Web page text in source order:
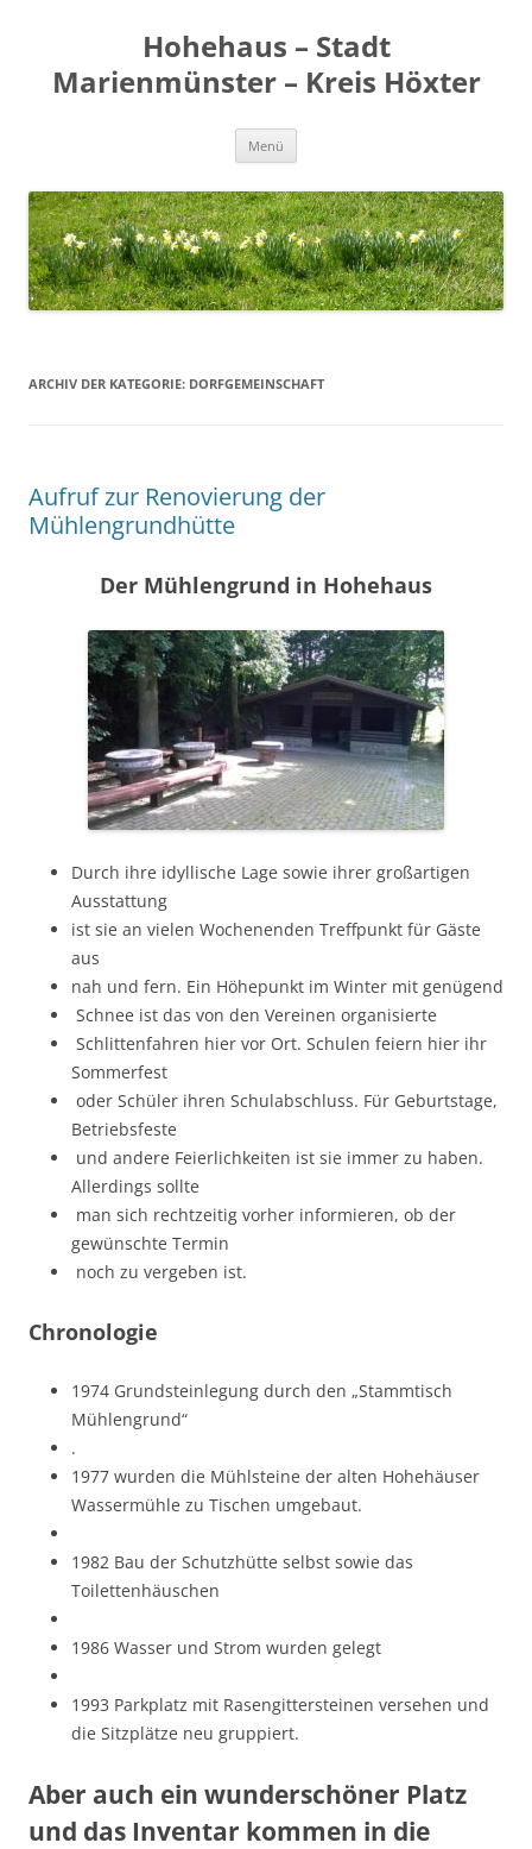
Hohehaus – Stadt
Marienmünster – Kreis Höxter
Menü
ARCHIV DER KATEGORIE: DORFGEMEINSCHAFT
Aufruf zur Renovierung der
Mühlengrundhütte
Der Mühlengrund in Hohehaus
Durch ihre idyllische Lage sowie ihrer großartigen
Ausstattung
ist sie an vielen Wochenenden Treffpunkt für Gäste
aus
nah und fern. Ein Höhepunkt im Winter mit genügend
Schnee ist das von den Vereinen organisierte
Schlittenfahren hier vor Ort. Schulen feiern hier ihr
Sommerfest
oder Schüler ihren Schulabschluss. Für Geburtstage,
Betriebsfeste
und andere Feierlichkeiten ist sie immer zu haben.
Allerdings sollte
man sich rechtzeitig vorher informieren, ob der
gewünschte Termin
noch zu vergeben ist.
Chronologie
1974 Grundsteinlegung durch den „Stammtisch
Mühlengrund“
.
1977 wurden die Mühlsteine der alten Hohehäuser
Wassermühle zu Tischen umgebaut.
1982 Bau der Schutzhütte selbst sowie das
Toilettenhäuschen
1986 Wasser und Strom wurden gelegt
1993 Parkplatz mit Rasengittersteinen versehen und
die Sitzplätze neu gruppiert.
Aber auch ein wunderschöner Platz
und das Inventar kommen in die